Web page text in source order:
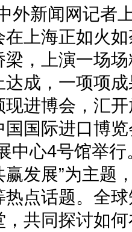
新闻网记者
在上海正如火
，上演一场
成，一项项
进博会，汇
国际进口博
中心4号馆举
发展”为主题
点话题。全
共同探讨如